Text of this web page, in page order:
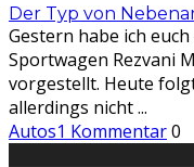
Der Typ von
Gestern habe ich
Sportwagen Rezvani
vorgestellt. Heute
allerdings nicht...
Autos1 Kommentar0